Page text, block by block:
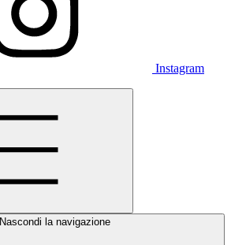
Instagram
Nascondi la navigazione